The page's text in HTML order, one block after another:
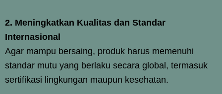
2. Meningkatkan Kualitas dan Standar
Internasional
Agar mampu bersaing, produk harus memenuhi
standar mutu yang berlaku secara global, termasuk
sertifikasi lingkungan maupun kesehatan.